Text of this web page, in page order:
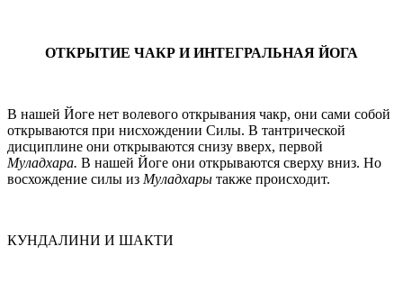
ОТКРЫТИЕ ЧАКР И ИНТЕГРАЛЬНАЯ ЙОГА
В нашей Йоге нет волевого открывания чакр, они сами собой
открываются при нисхождении Силы. В тантрической
дисциплине они открываются снизу вверх, первой
Муладхара. В нашей Йоге они откры­ваются сверху вниз. Но
восхождение силы из Муладхары также проис­ходит.
КУНДАЛИНИ И ШАКТИ